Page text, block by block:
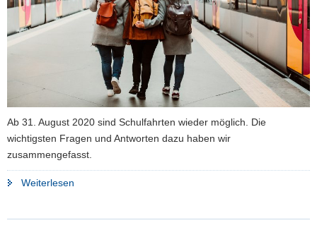
i
a
n
Ab 31. August 2020 sind Schulfahrten wieder möglich. Die
wichtigsten Fragen und Antworten dazu haben wir
zusammengefasst.
Weiterlesen